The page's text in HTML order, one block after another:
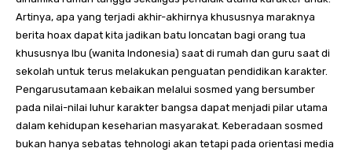
Artinya, apa yang terjadi akhir-akhirnya khususnya maraknya
berita hoax dapat kita jadikan batu loncatan bagi orang tua
khususnya Ibu (wanita Indonesia) saat di rumah dan guru saat di
sekolah untuk terus melakukan penguatan pendidikan karakter.
Pengarusutamaan kebaikan melalui sosmed yang bersumber
pada nilai-nilai luhur karakter bangsa dapat menjadi pilar utama
dalam kehidupan keseharian masyarakat. Keberadaan sosmed
bukan hanya sebatas tehnologi akan tetapi pada orientasi media